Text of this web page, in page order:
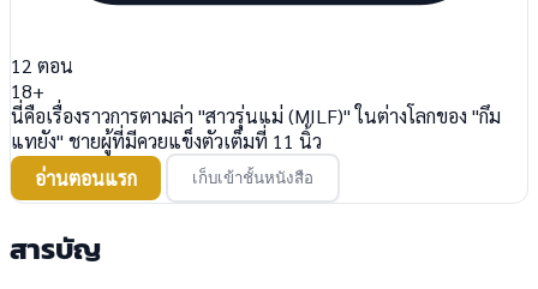
12 ตอน
18+
นี่คือเรื่องราวการตามล่า "สาวรุ่นแม่ (MILF)" ในต่างโลกของ "กึม
แทยัง" ชายผู้ที่มีควยแข็งตัวเต็มที่ 11 นิ้ว
อ่านตอนแรก
เก็บเข้าชั้นหนังสือ
สารบัญ